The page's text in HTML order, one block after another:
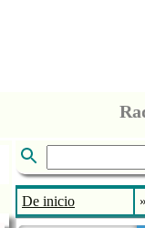
De inicio »